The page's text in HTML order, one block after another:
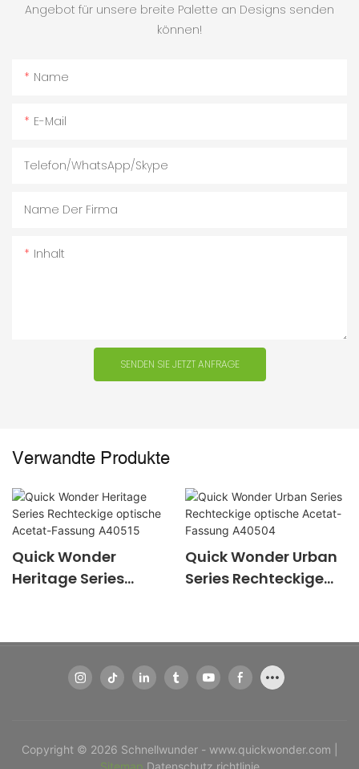
Angebot für unsere breite Palette an Designs senden
können!
Name
E-Mail
Telefon/WhatsApp/Skype
Name Der Firma
Inhalt
SENDEN SIE JETZT ANFRAGE
Verwandte Produkte
Quick Wonder
Heritage Series
A40515
Quick Wonder Urban
Series Rechteckige
Copyright © 2026 Schnellwunder - www.quickwonder.com |